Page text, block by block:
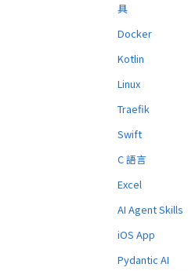
具
Docker
Kotlin
Linux
Traefik
Swift
C 語言
Excel
AI Agent Skills
iOS App
Pydantic AI